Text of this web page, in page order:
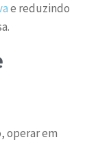
e reduzindo
operar em